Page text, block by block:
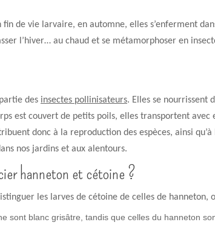
fin de vie larvaire, en automne, elles s’enferment
l’hiver… au chaud et se métamorphoser en
des insectes pollinisateurs. Elles se nourrissent
est couvert de petits poils, elles transportent
donc à la reproduction des espèces, ainsi
nos jardins et aux alentours.
hanneton et cétoine ?
les larves de cétoine de celles de
sont blanc grisâtre, tandis que celles du hanneton